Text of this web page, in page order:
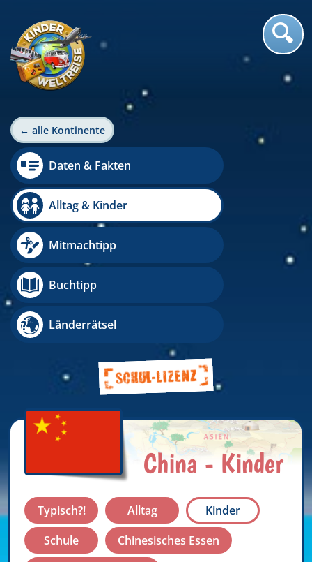
← alle Kontinente
Daten & Fakten
Alltag & Kinder
Mitmachtipp
Buchtipp
Länderrätsel
China - Kinder
Typisch?! Alltag
Kinder
Schule
Chinesisches Essen